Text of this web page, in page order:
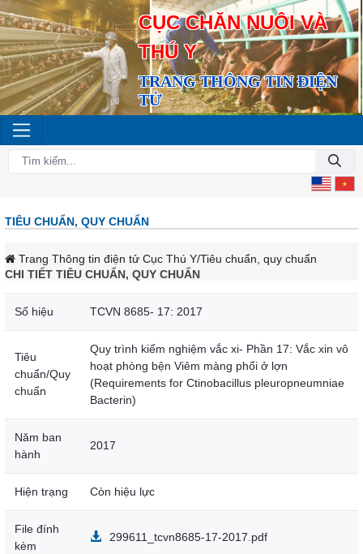
CỤC CHĂN NUÔI VÀ
THÚ Y
TRANG THÔNG TIN ĐIỆN
TỬ
TIÊU CHUẨN, QUY CHUẨN
Trang Thông tin điện tử Cục Thú Y/Tiêu chuẩn, quy chuẩn
CHI TIẾT TIÊU CHUẨN, QUY CHUẨN
Số hiệu TCVN 8685- 17: 2017
Tiêu
chuẩn/Quy
chuẩn
Quy trình kiểm nghiệm vắc xi- Phần 17: Vắc xin vô
hoạt phòng bện Viêm màng phổi ở lợn
(Requirements for Ctinobacillus pleuropneumniae
Bacterin)
Năm ban
hành
2017
Hiện trạng Còn hiệu lực
File đính
kèm
299611_tcvn8685-17-2017.pdf